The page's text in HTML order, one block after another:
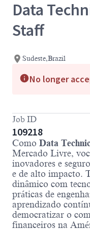
Data
Staff
Sudeste,Brazil
No longer
Job ID
109218
Como Data
Mercado Livre,
inovadores e
e de alto impacto.
dinâmico com
práticas de
aprendizado
democratizar o
financeiros na